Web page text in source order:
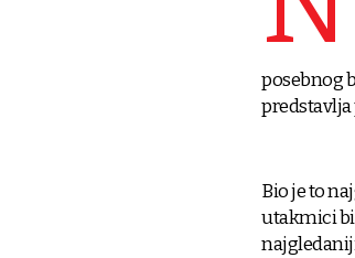
posebnog
predstavlja
Bio je to
utakmici